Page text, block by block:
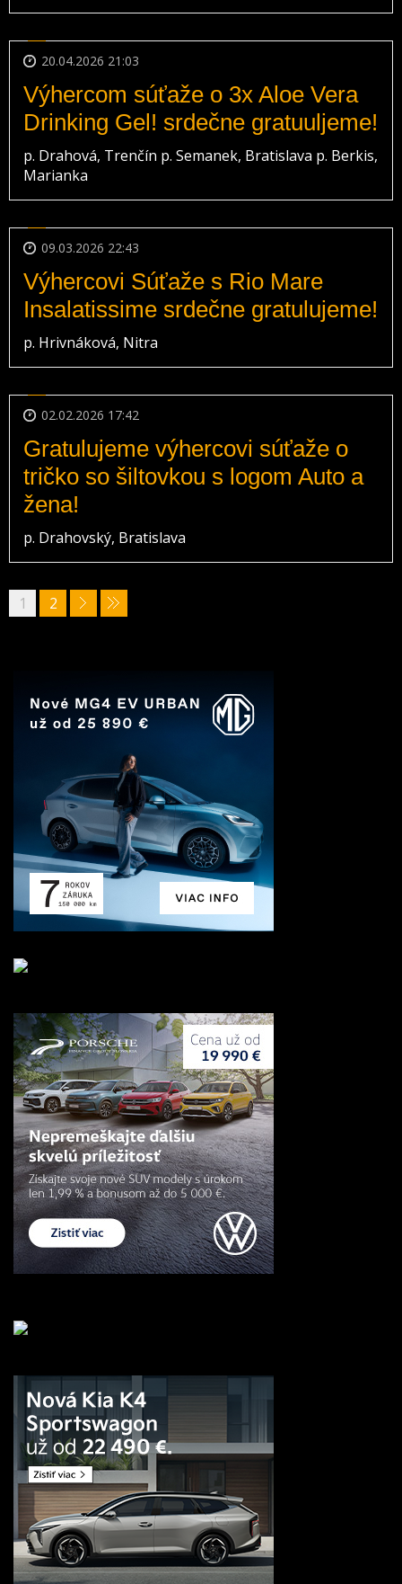
20.04.2026 21:03
Výhercom súťaže o 3x Aloe Vera
Drinking Gel! srdečne gratuuljeme!
p. Drahová, Trenčín p. Semanek, Bratislava p. Berkis,
Marianka
09.03.2026 22:43
Výhercovi Súťaže s Rio Mare
Insalatissime srdečne gratulujeme!
p. Hrivnáková, Nitra
02.02.2026 17:42
Gratulujeme výhercovi súťaže o
tričko so šiltovkou s logom Auto a
žena!
p. Drahovský, Bratislava
1 2